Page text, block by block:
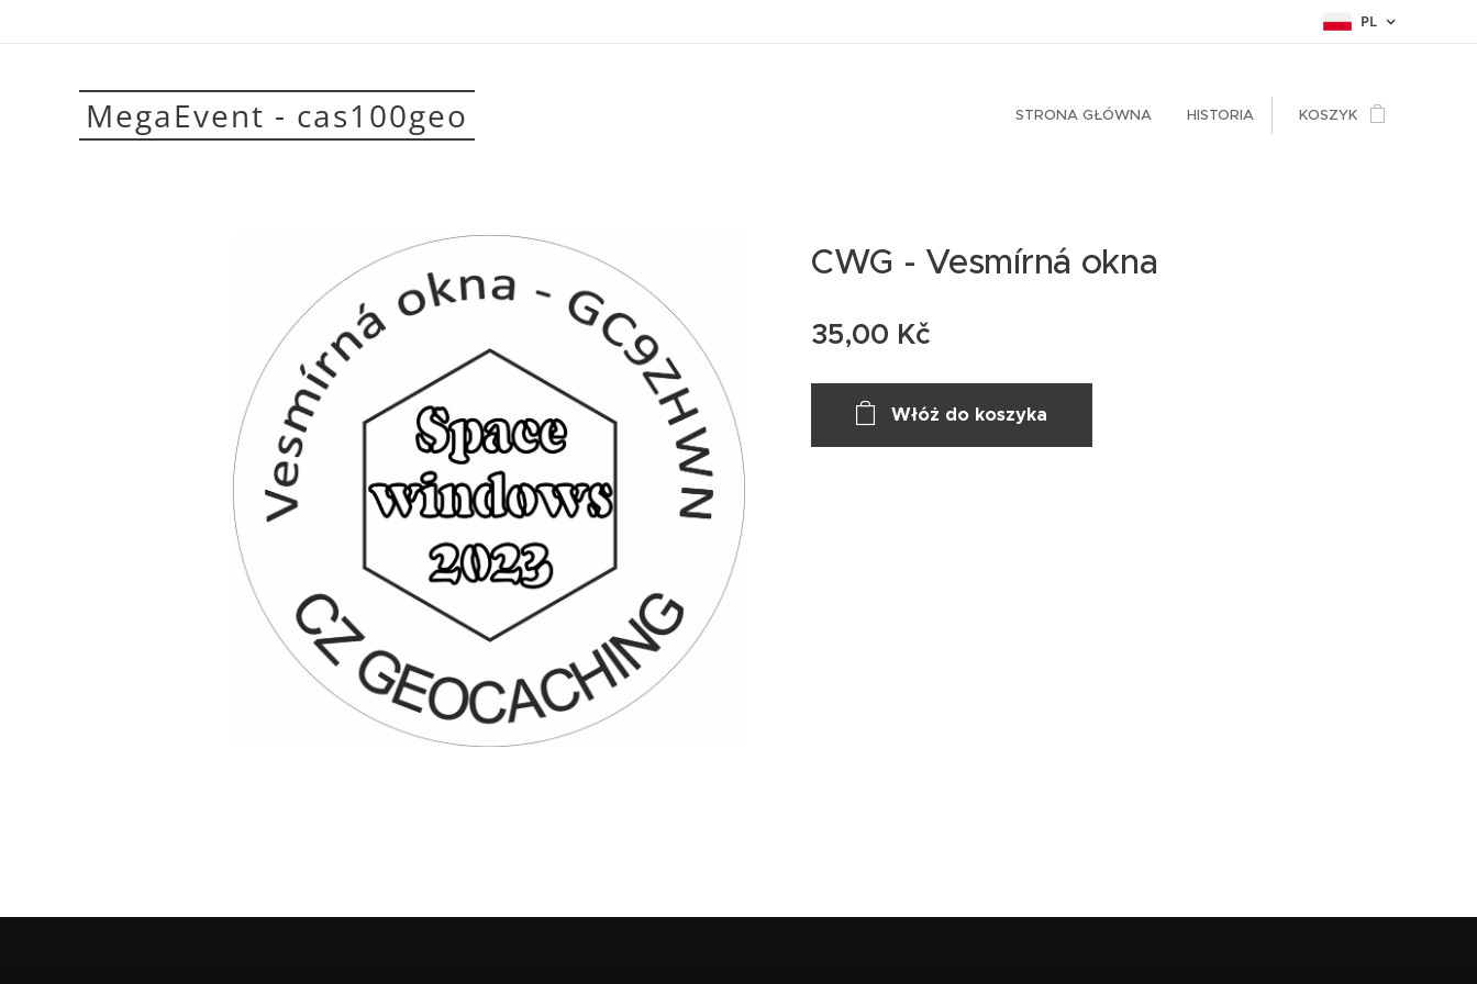
PL
MegaEvent - cas100geo STRONA GŁÓWNA HISTORIA KOSZYK
CWG - Vesmírná okna
35,00 Kč
Włóż do koszyka